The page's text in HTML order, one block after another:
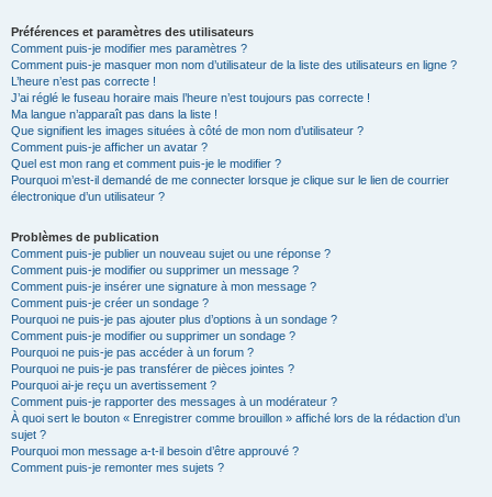
Préférences et paramètres des utilisateurs
Comment puis-je modifier mes paramètres ?
Comment puis-je masquer mon nom d’utilisateur de la liste des utilisateurs en ligne ?
L’heure n’est pas correcte !
J’ai réglé le fuseau horaire mais l’heure n’est toujours pas correcte !
Ma langue n’apparaît pas dans la liste !
Que signifient les images situées à côté de mon nom d’utilisateur ?
Comment puis-je afficher un avatar ?
Quel est mon rang et comment puis-je le modifier ?
Pourquoi m’est-il demandé de me connecter lorsque je clique sur le lien de courrier
électronique d’un utilisateur ?
Problèmes de publication
Comment puis-je publier un nouveau sujet ou une réponse ?
Comment puis-je modifier ou supprimer un message ?
Comment puis-je insérer une signature à mon message ?
Comment puis-je créer un sondage ?
Pourquoi ne puis-je pas ajouter plus d’options à un sondage ?
Comment puis-je modifier ou supprimer un sondage ?
Pourquoi ne puis-je pas accéder à un forum ?
Pourquoi ne puis-je pas transférer de pièces jointes ?
Pourquoi ai-je reçu un avertissement ?
Comment puis-je rapporter des messages à un modérateur ?
À quoi sert le bouton « Enregistrer comme brouillon » affiché lors de la rédaction d’un
sujet ?
Pourquoi mon message a-t-il besoin d’être approuvé ?
Comment puis-je remonter mes sujets ?